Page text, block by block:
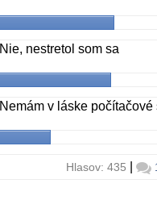
Nie, nestretol som sa
Nemám v láske počítačové
Hlasov: 435 |